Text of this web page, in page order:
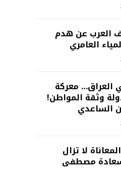
العرب عن هدم
العامري
العراق… معركة
وثقة المواطن!
الساعدي
لا تزال
مصطفى